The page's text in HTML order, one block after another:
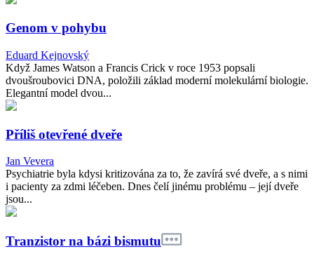
Genom v pohybu
Eduard Kejnovský
Když James Watson a Francis Crick v roce 1953 popsali
dvoušroubovici DNA, položili základ moderní molekulární biologie.
Elegantní model dvou...
Příliš otevřené dveře
Jan Vevera
Psychiatrie byla kdysi kritizována za to, že zavírá své dveře, a s nimi
i pacienty za zdmi léčeben. Dnes čelí jinému problému – její dveře
jsou...
Tranzistor na bázi bismutu